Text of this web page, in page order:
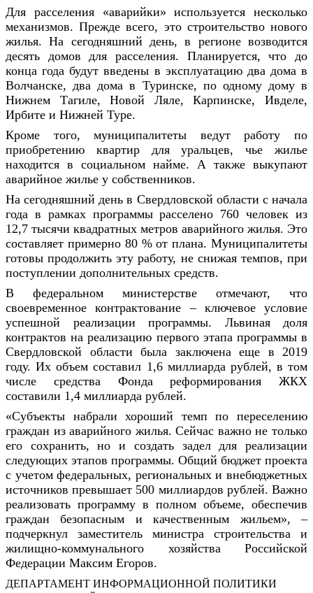
Для расселения «аварийки» используется несколько
механизмов. Прежде всего, это строительство нового
жилья. На сегодняшний день, в регионе возводится
десять домов для расселения. Планируется, что до
конца года будут введены в эксплуатацию два дома в
Волчанске, два дома в Туринске, по одному дому в
Нижнем Тагиле, Новой Ляле, Карпинске, Ивделе,
Ирбите и Нижней Туре.
Кроме того, муниципалитеты ведут работу по
приобретению квартир для уральцев, чье жилье
находится в социальном найме. А также выкупают
аварийное жилье у собственников.
На сегодняшний день в Свердловской области с начала
года в рамках программы расселено 760 человек из
12,7 тысячи квадратных метров аварийного жилья. Это
составляет примерно 80 % от плана. Муниципалитеты
готовы продолжить эту работу, не снижая темпов, при
поступлении дополнительных средств.
В федеральном министерстве отмечают, что
своевременное контрактование – ключевое условие
успешной реализации программы. Львиная доля
контрактов на реализацию первого этапа программы в
Свердловской области была заключена еще в 2019
году. Их объем составил 1,6 миллиарда рублей, в том
числе средства Фонда реформирования ЖКХ
составили 1,4 миллиарда рублей.
«Субъекты набрали хороший темп по переселению
граждан из аварийного жилья. Сейчас важно не только
его сохранить, но и создать задел для реализации
следующих этапов программы. Общий бюджет проекта
с учетом федеральных, региональных и внебюджетных
источников превышает 500 миллиардов рублей. Важно
реализовать программу в полном объеме, обеспечив
граждан безопасным и качественным жильем», –
подчеркнул заместитель министра строительства и
жилищно-коммунального хозяйства Российской
Федерации Максим Егоров.
ДЕПАРТАМЕНТ ИНФОРМАЦИОННОЙ ПОЛИТИКИ